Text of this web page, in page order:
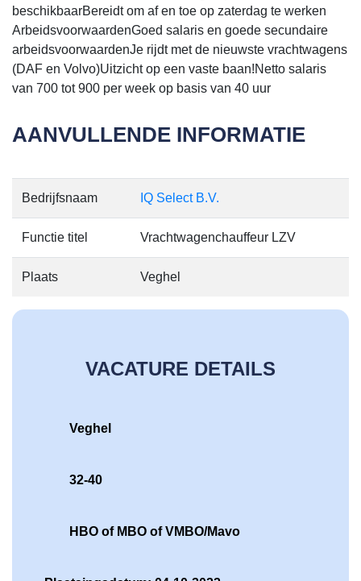
beschikbaarBereidt om af en toe op zaterdag te werken
ArbeidsvoorwaardenGoed salaris en goede secundaire
arbeidsvoorwaardenJe rijdt met de nieuwste vrachtwagens
(DAF en Volvo)Uitzicht op een vaste baan!Netto salaris
van 700 tot 900 per week op basis van 40 uur
AANVULLENDE INFORMATIE
Bedrijfsnaam IQ Select B.V.
Functie titel Vrachtwagenchauffeur LZV
Plaats Veghel
VACATURE DETAILS
Veghel
32-40
HBO of MBO of VMBO/Mavo